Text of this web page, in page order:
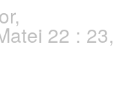
22 : 23,